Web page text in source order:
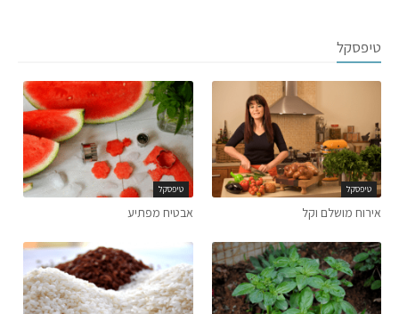
טיפסקל
טיפסקל
אירוח מושלם וקל
טיפסקל
אבטיח מפתיע